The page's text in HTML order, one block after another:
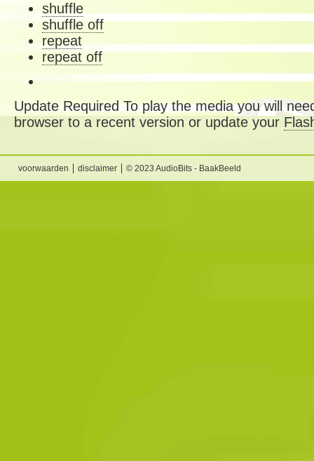
shuffle
shuffle off
repeat
repeat off
Update RequiredTo play the media you will
browser to a recent version or update your
voorwaarden disclaimer © 2023 AudioBits - BaakBeeld